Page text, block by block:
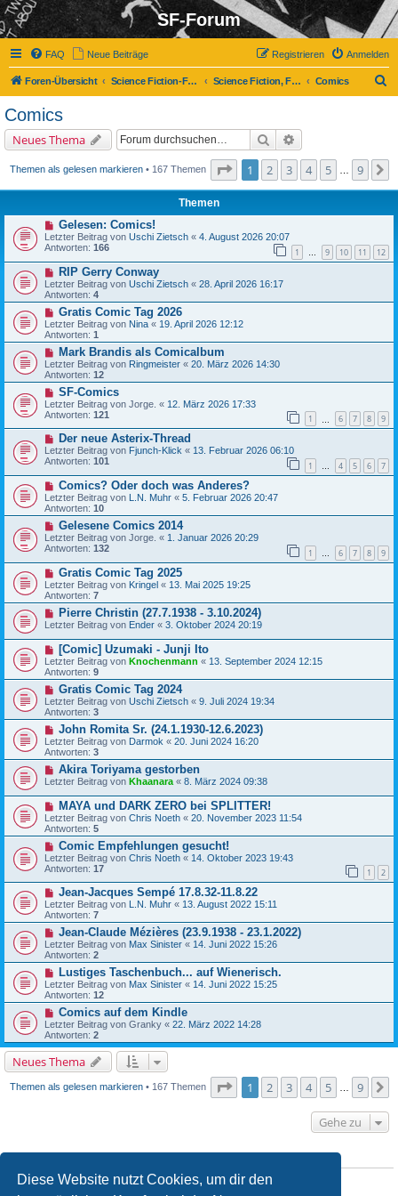
Diese Website nutzt Cookies, um dir den
SF-Forum
FAQ Neue Beiträge Anmelden
Registrieren
Foren-Übersicht Science Fiction-Forum Science Fiction, Fantasy und Co. Comics
Comics
Neues Thema Suche
Themen als gelesen markieren• 167 Themen Seite von
1 2 3 4 5 9
Themen
Gelesen: Comics!
Letzter Beitrag von Uschi Zietsch « 4. August 2026 20:07
Antworten: 166 1 … 9 10 11 12
RIP Gerry Conway
Letzter Beitrag von Uschi Zietsch « 28. April 2026 16:17
Antworten: 4
Gratis Comic Tag 2026
Letzter Beitrag von Nina « 19. April 2026 12:12
Antworten: 1
Mark Brandis als Comicalbum
Letzter Beitrag von Ringmeister « 20. März 2026 14:30
Antworten: 12
SF-Comics
Letzter Beitrag von Jorge. « 12. März 2026 17:33
Antworten: 121 1 6 7 8 9
Der neue Asterix-Thread
Letzter Beitrag von Fjunch-Klick « 13. Februar 2026 06:10
Antworten: 101 1 … 4 5 6 7
Comics? Oder doch was Anderes?
Letzter Beitrag von L.N. Muhr « 5. Februar 2026 20:47
Antworten: 10
Gelesene Comics 2014
Letzter Beitrag von Jorge. « 1. Januar 2026 20:29
Antworten: 132 1 … 6 7 8 9
Gratis Comic Tag 2025
Letzter Beitrag von Kringel « 13. Mai 2025 19:25
Antworten: 7
Pierre Christin (27.7.1938 - 3.10.2024)
Letzter Beitrag von Ender « 3. Oktober 2024 20:19
[Comic] Uzumaki - Junji Ito
Letzter Beitrag von Knochenmann « 13. September 2024 12:15
Antworten: 9
Gratis Comic Tag 2024
Letzter Beitrag von Uschi Zietsch « 9. Juli 2024 19:34
Antworten: 3
John Romita Sr. (24.1.1930-12.6.2023)
Letzter Beitrag von Darmok « 20. Juni 2024 16:20
Antworten: 3
Akira Toriyama gestorben
Letzter Beitrag von Khaanara « 8. März 2024 09:38
MAYA und DARK ZERO bei SPLITTER!
Letzter Beitrag von Chris Noeth « 20. November 2023 11:54
Antworten: 5
Comic Empfehlungen gesucht!
Letzter Beitrag von Chris Noeth « 14. Oktober 2023 19:43
Antworten: 17 1 2
Jean-Jacques Sempé 17.8.32-11.8.22
Letzter Beitrag von L.N. Muhr « 13. August 2022 15:11
Antworten: 7
Jean-Claude Mézières (23.9.1938 - 23.1.2022)
Letzter Beitrag von Max Sinister « 14. Juni 2022 15:26
Antworten: 2
Lustiges Taschenbuch... auf Wienerisch.
Letzter Beitrag von Max Sinister « 14. Juni 2022 15:25
Antworten: 12
Comics auf dem Kindle
Letzter Beitrag von Granky « 22. März 2022 14:28
Antworten: 2
Neues Thema
Themen als gelesen markieren• 167 Themen Seite von
1 2 3 4 5 9
Gehe zu
Dudarfstneue Themen in diesem Forum erstellen.